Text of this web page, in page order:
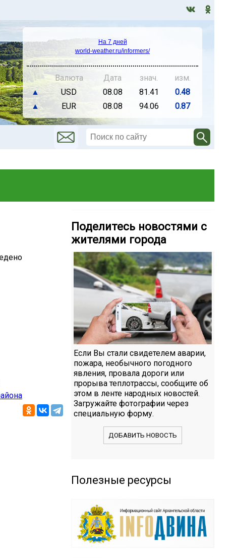
На 7 дней
world-weather.ru/informers/
Валюта Дата знач.
изм.
▲
USD 08.08 81.41
0.48
▲
EUR 08.08 94.06 0.87
Поделитесь новостями с
жителями города
Если Вы стали свидетелем аварии,
пожара, необычного погодного
явления, провала дороги или
прорыва теплотрассы, сообщите об
этом в ленте народных новостей.
Загружайте фотографии через
специальную форму.
ДОБАВИТЬ НОВОСТЬ
Полезные ресурсы